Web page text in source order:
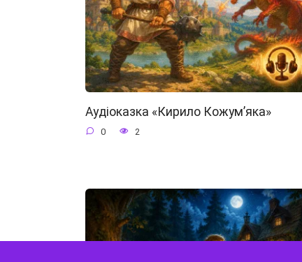
Аудіоказка «Кирило Кожум’яка»
0 2